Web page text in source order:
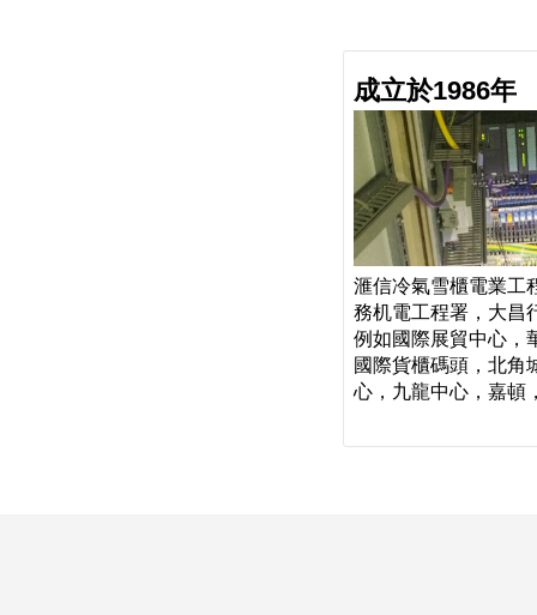
成立於1986年
滙信冷氣雪櫃電業工
務机電工程署，大昌
例如國際展貿中心，
國際貨櫃碼頭，北角
心，九龍中心，嘉